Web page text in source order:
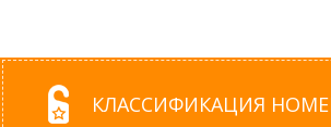
КЛАССИФИКАЦИЯ